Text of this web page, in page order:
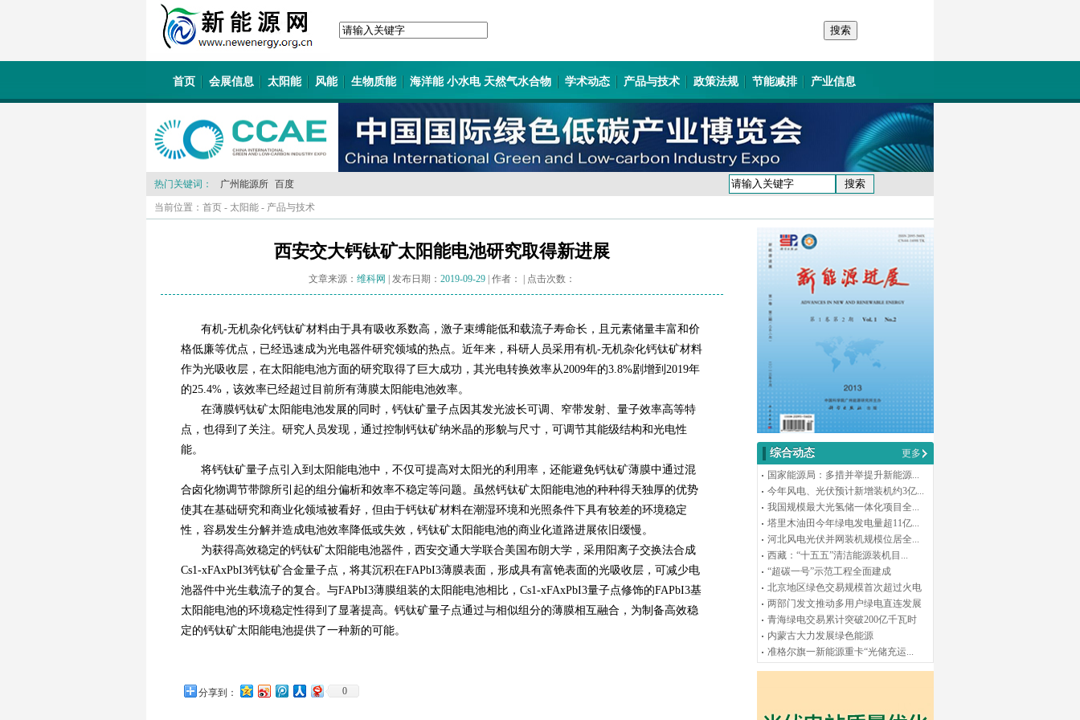
首页 会展信息 太阳能 风能 生物质能 海洋能 小水电 天然气水合物 学术动态 产品与技术 政策法规 节能减排 产业信息
热门关键词： 广州能源所 百度
当前位置： 首页 - 太阳能 - 产品与技术
西安交大钙钛矿太阳能电池研究取得新进展
文章来源： 维科网 | 发布日期： 2019-09-29 | 作者： | 点击次数：
有机-无机杂化钙钛矿材料由于具有吸收系数高，激子束缚能低和载流子寿命长，且元素储量丰富和价
格低廉等优点，已经迅速成为光电器件研究领域的热点。近年来，科研人员采用有机-无机杂化钙钛矿材料
作为光吸收层，在太阳能电池方面的研究取得了巨大成功，其光电转换效率从2009年的3.8%剧增到2019年
的25.4%，该效率已经超过目前所有薄膜太阳能电池效率。
在薄膜钙钛矿太阳能电池发展的同时，钙钛矿量子点因其发光波长可调、窄带发射、量子效率高等特
点，也得到了关注。研究人员发现，通过控制钙钛矿纳米晶的形貌与尺寸，可调节其能级结构和光电性
能。
将钙钛矿量子点引入到太阳能电池中，不仅可提高对太阳光的利用率，还能避免钙钛矿薄膜中通过混
合卤化物调节带隙所引起的组分偏析和效率不稳定等问题。虽然钙钛矿太阳能电池的种种得天独厚的优势
使其在基础研究和商业化领域被看好，但由于钙钛矿材料在潮湿环境和光照条件下具有较差的环境稳定
性，容易发生分解并造成电池效率降低或失效，钙钛矿太阳能电池的商业化道路进展依旧缓慢。
为获得高效稳定的钙钛矿太阳能电池器件，西安交通大学联合美国布朗大学，采用阳离子交换法合成
Cs1-xFAxPbI3钙钛矿合金量子点，将其沉积在FAPbI3薄膜表面，形成具有富铯表面的光吸收层，可减少电
池器件中光生载流子的复合。与FAPbI3薄膜组装的太阳能电池相比，Cs1-xFAxPbI3量子点修饰的FAPbI3基
太阳能电池的环境稳定性得到了显著提高。钙钛矿量子点通过与相似组分的薄膜相互融合，为制备高效稳
定的钙钛矿太阳能电池提供了一种新的可能。
分享到： 0
综合动态
更多
国家能源局：多措并举提升新能源...
今年风电、光伏预计新增装机约3亿...
我国规模最大光氢储一体化项目全...
塔里木油田今年绿电发电量超11亿...
河北风电光伏并网装机规模位居全...
西藏：“十五五”清洁能源装机目...
“超碳一号”示范工程全面建成
北京地区绿色交易规模首次超过火电
两部门发文推动多用户绿电直连发展
青海绿电交易累计突破200亿千瓦时
内蒙古大力发展绿色能源
准格尔旗一新能源重卡“光储充运...